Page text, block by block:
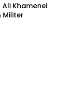
Khamenei
Militer